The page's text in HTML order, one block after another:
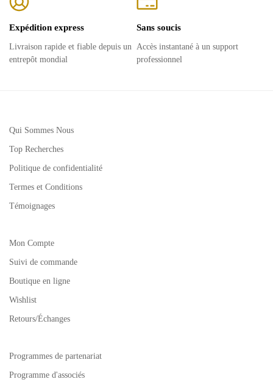
Expédition express
Livraison rapide et fiable depuis un
entrepôt mondial
Sans soucis
Accès instantané à un support
professionnel
Qui Sommes Nous
Top Recherches
Politique de confidentialité
Termes et Conditions
Témoignages
Mon Compte
Suivi de commande
Boutique en ligne
Wishlist
Retours/Échanges
Programmes de partenariat
Programme d'associés